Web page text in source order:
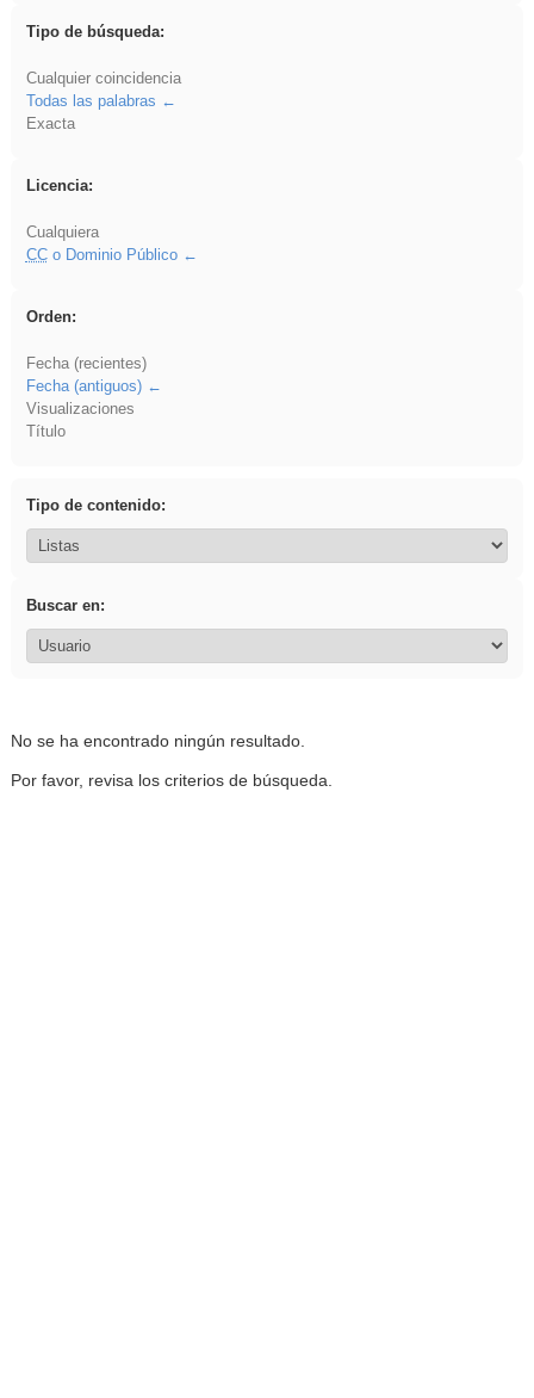
Tipo de búsqueda:
Cualquier coincidencia
Todas las palabras
Exacta
Licencia:
Cualquiera
CCo Dominio Público
Orden:
Fecha (recientes)
Fecha (antiguos)
Visualizaciones
Título
Tipo de contenido:
Buscar en:
No se ha encontrado ningún resultado.
Por favor, revisa los criterios de búsqueda.